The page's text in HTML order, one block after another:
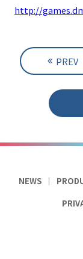
http://
PREV
NEWS